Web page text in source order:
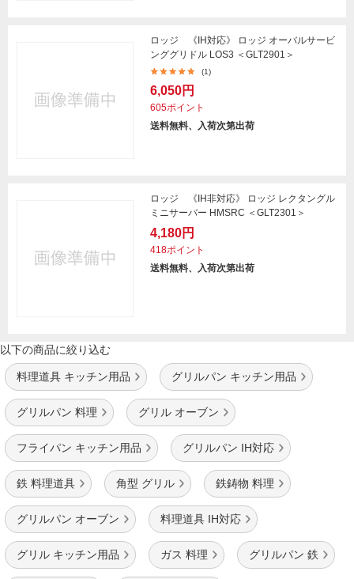
ロッジ 《IH対応》 ロッジ オーバルサービ
ンググリドル LOS3 ＜GLT2901＞
(1)
6,050円
605ポイント
送料無料、入荷次第出荷
ロッジ 《IH非対応》 ロッジ レクタングル
ミニサーバー HMSRC ＜GLT2301＞
4,180円
418ポイント
送料無料、入荷次第出荷
以下の商品に絞り込む
料理道具 キッチン用品 グリルパン キッチン用品
グリルパン 料理 グリル オーブン
フライパン キッチン用品 グリルパン IH対応
鉄 料理道具 角型 グリル 鉄鋳物 料理
グリルパン オーブン 料理道具 IH対応
グリル キッチン用品 ガス 料理 グリルパン 鉄